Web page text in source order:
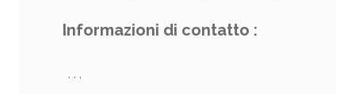
Informazioni di contatto :
, , ,